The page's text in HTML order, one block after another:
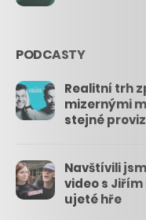
PODCASTY
Realitní trh
mizernými
stejné
Navštívili
video s
ujeté hře